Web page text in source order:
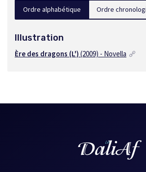
Ordre alphabétique Ordre
Illustration
Ère des dragons (L') (2009) - Novella